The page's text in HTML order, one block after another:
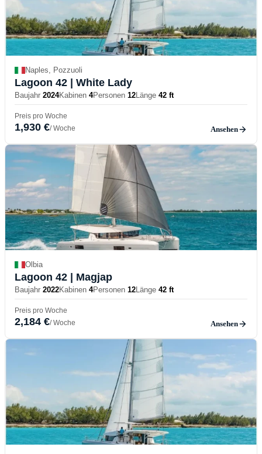
Naples, Pozzuoli
Lagoon 42 | White Lady
Baujahr 2024Kabinen 4Personen 12Länge 42 ft
Preis pro Woche
1,930 €/ Woche Ansehen
Olbia
Lagoon 42 | Magjap
Baujahr 2022Kabinen 4Personen 12Länge 42 ft
Preis pro Woche
2,184 €/ Woche Ansehen